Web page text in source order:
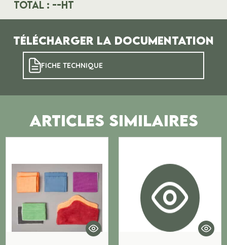
Total : --HT
Télécharger la documentation
FICHE TECHNIQUE
ARTICLES SIMILAIRES